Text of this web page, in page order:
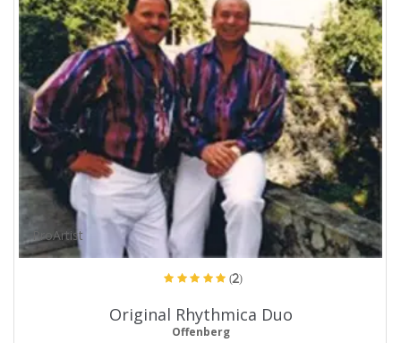
ProArtist
(2)
Original Rhythmica Duo
Offenberg